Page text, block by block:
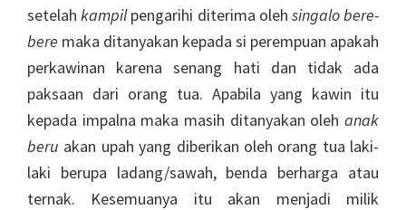
setelahkampilpengarihi diterima oleh singalo bere-
bere maka ditanyakan kepada si perempuan apakah
perkawinan karena senang hati dan tidak ada
paksaan dari orang tua. Apabila yang kawin itu
kepada impalna maka masih ditanyakan oleh anak
beru akan upah yang diberikan oleh orang tua laki-
laki berupa ladang/sawah, benda berharga atau
ternak. Kesemuanya itu akan menjadi milik